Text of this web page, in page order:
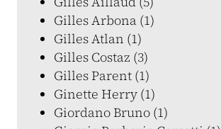
Gilles Arbona (1)
Gilles Atlan (1)
Gilles Costaz (3)
Gilles Parent (1)
Ginette Herry (1)
Giordano Bruno (1)